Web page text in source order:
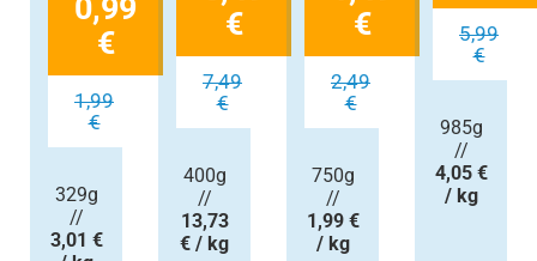
0,99
€
1,99
€
329g
//
3,01 €
€
7,49
€
400g
//
13,73
€ / kg
€
2,49
€
750g
//
1,99 €
/ kg
5,99
€
985g
//
4,05 €
/ kg